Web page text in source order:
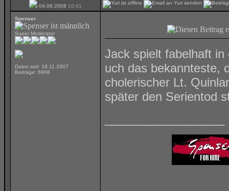
04.08.2008 10:41
Spenser
Super Moderator
Dabei seit: 18.11.2007
Beiträge: 6908
Jack spielt fabelhaft
uch das bekannteste,
cholerischer Lt.
später den Serientod